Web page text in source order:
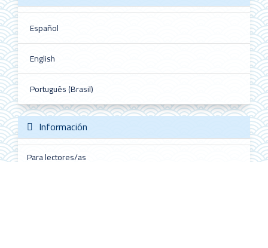
Español
English
Português (Brasil)
Información
Para lectores/as